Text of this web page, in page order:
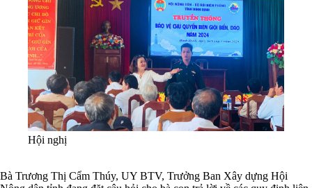
Hội nghị
Bà Trương Thị Cẩm Thúy, UY BTV, Trưởng Ban Xây dựng Hội